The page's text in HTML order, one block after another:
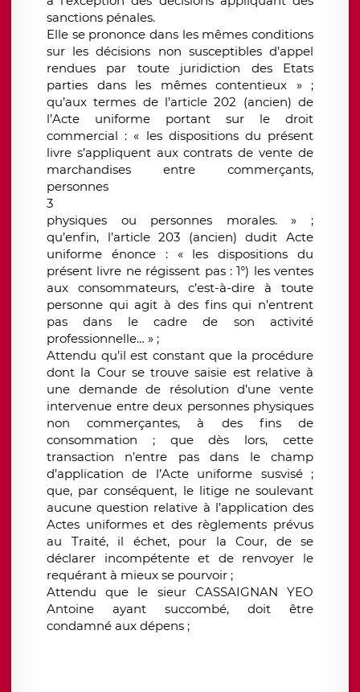
sanctions pénales.
Elle se prononce dans les mêmes conditions
sur les décisions non susceptibles d’appel
rendues par toute juridiction des Etats
parties dans les mêmes contentieux » ;
qu’aux termes de l’article 202 (ancien) de
l’Acte uniforme portant sur le droit
commercial : « les dispositions du présent
livre s’appliquent aux contrats de vente de
marchandises entre commerçants,
personnes
3
physiques ou personnes morales. » ;
qu’enfin, l’article 203 (ancien) dudit Acte
uniforme énonce : « les dispositions du
présent livre ne régissent pas : 1°) les ventes
aux consommateurs, c’est-à-dire à toute
personne qui agit à des fins qui n’entrent
pas dans le cadre de son activité
professionnelle… » ;
Attendu qu’il est constant que la procédure
dont la Cour se trouve saisie est relative à
une demande de résolution d’une vente
intervenue entre deux personnes physiques
non commerçantes, à des fins de
consommation ; que dès lors, cette
transaction n’entre pas dans le champ
d’application de l’Acte uniforme susvisé ;
que, par conséquent, le litige ne soulevant
aucune question relative à l’application des
Actes uniformes et des règlements prévus
au Traité, il échet, pour la Cour, de se
déclarer incompétente et de renvoyer le
requérant à mieux se pourvoir ;
Attendu que le sieur CASSAIGNAN YEO
Antoine ayant succombé, doit être
condamné aux dépens ;